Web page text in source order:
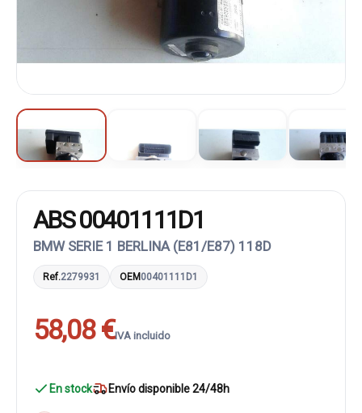
ABS 00401111D1
BMW SERIE 1 BERLINA (E81/E87) 118D
Ref.2279931 OEM00401111D1
58,08 €IVA incluido
En stock Envío disponible 24/48h